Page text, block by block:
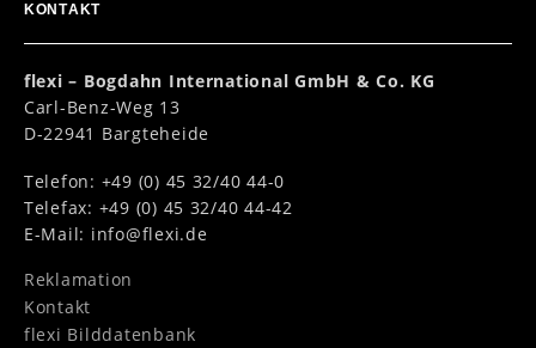
KONTAKT
flexi – Bogdahn International GmbH & Co. KG
Carl-Benz-Weg 13
D-22941 Bargteheide
Telefon: +49 (0) 45 32/40 44-0
Telefax: +49 (0) 45 32/40 44-42
E-Mail: info@flexi.de
Reklamation
Kontakt
flexi Bilddatenbank